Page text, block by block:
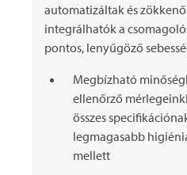
automatizáltak és
integrálhatók a
pontos, lenyűgöző
Megbízható
ellenőrző
összes
legmagasabb
mellett